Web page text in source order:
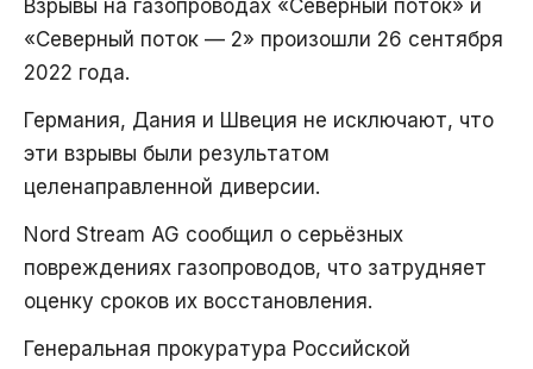
Взрывы на газопроводах «Северный поток» и
«Северный поток — 2» произошли 26 сентября
2022 года.
Германия, Дания и Швеция не исключают, что
эти взрывы были результатом
целенаправленной диверсии.
Nord Stream AG сообщил о серьёзных
повреждениях газопроводов, что затрудняет
оценку сроков их восстановления.
Генеральная прокуратура Российской